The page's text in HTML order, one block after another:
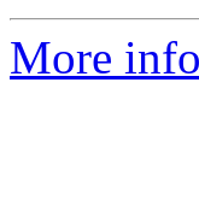
More